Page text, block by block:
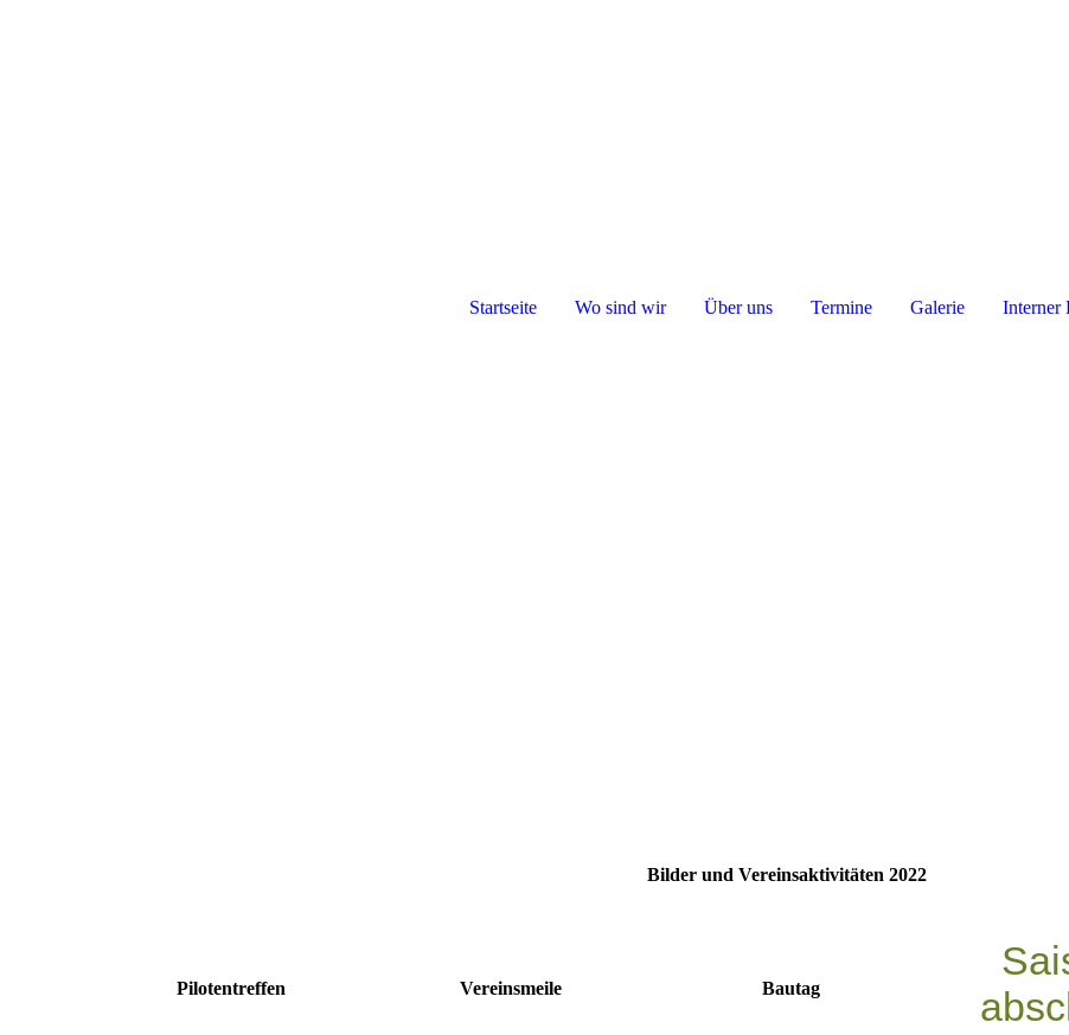
Startseite Wo sind wir Über uns Termine Galerie Interner
Bilder und Vereinsaktivitäten 2022
Pilotentreffen Vereinsmeile Bautag